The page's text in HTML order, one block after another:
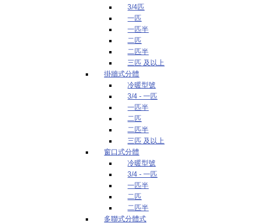
3/4匹
一匹
一匹半
二匹
二匹半
三匹 及以上
掛牆式分體
冷暖型號
3/4 - 一匹
一匹半
二匹
二匹半
三匹 及以上
窗口式分體
冷暖型號
3/4 - 一匹
一匹半
二匹
二匹半
多聯式分體式